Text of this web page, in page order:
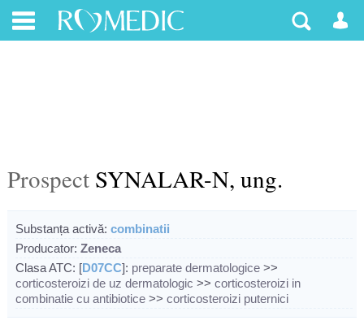
Prospect SYNALAR-N, ung.
Substanța activă: combinatii
Producator: Zeneca
Clasa ATC: [D07CC]: preparate dermatologice>>
corticosteroizi de uz dermatologic >> corticosteroizi in
combinatie cu antibiotice>> corticosteroizi puternici